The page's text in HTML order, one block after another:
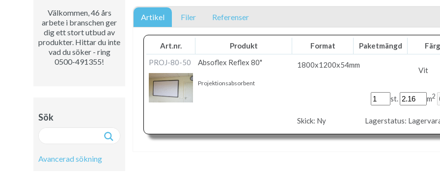
Välkommen, 46 års
arbete i branschen ger
dig ett stort utbud av
produkter. Hittar du inte
vad du söker - ring
0500-491355!
Sök
Avancerad sökning
Artikel Filer Referenser
Art.nr. Produkt Format Paketmängd Färg
PROJ-80-50
Absoflex Reflex 80" 1800x1200x54mm
Vit
st. m2
Skick: Ny Lagerstatus:
Projektionsabsorbent